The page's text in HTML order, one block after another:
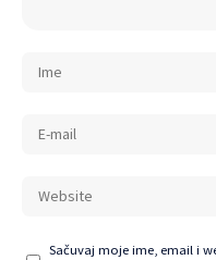
Sačuvaj moje ime, email i